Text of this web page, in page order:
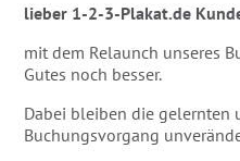
lieber 1-2-3-Plakat.de
mit dem Relaunch unseres
Gutes noch besser.
Dabei bleiben die gelernten
Buchungsvorgang